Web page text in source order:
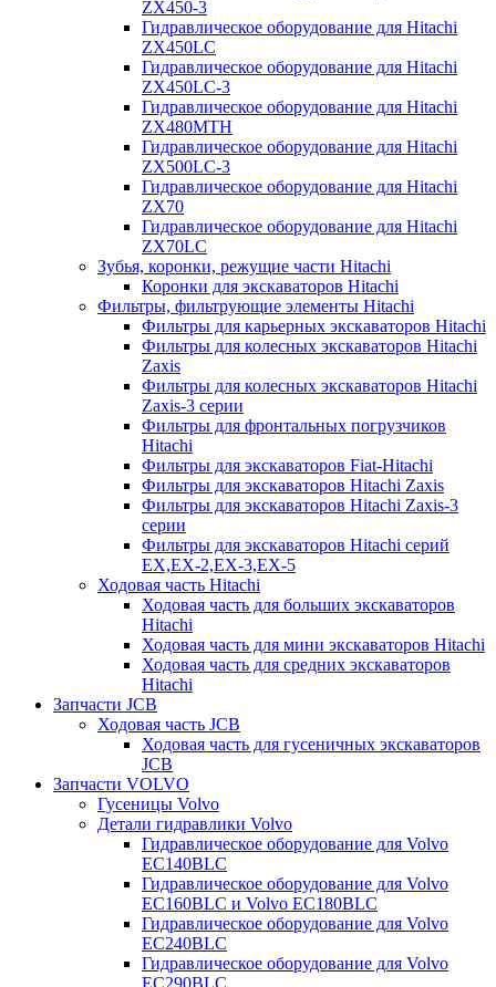
ZX450-3
Гидравлическое оборудование для Hitachi
ZX450LC
Гидравлическое оборудование для Hitachi
ZX450LC-3
Гидравлическое оборудование для Hitachi
ZX480MTH
Гидравлическое оборудование для Hitachi
ZX500LC-3
Гидравлическое оборудование для Hitachi
ZX70
Гидравлическое оборудование для Hitachi
ZX70LC
Зубья, коронки, режущие части Hitachi
Коронки для экскаваторов Hitachi
Фильтры, фильтрующие элементы Hitachi
Фильтры для карьерных экскаваторов Hitachi
Фильтры для колесных экскаваторов Hitachi
Zaxis
Фильтры для колесных экскаваторов Hitachi
Zaxis-3 серии
Фильтры для фронтальных погрузчиков
Hitachi
Фильтры для экскаваторов Fiat-Hitachi
Фильтры для экскаваторов Hitachi Zaxis
Фильтры для экскаваторов Hitachi Zaxis-3
серии
Фильтры для экскаваторов Hitachi серий
EX,EX-2,EX-3,EX-5
Ходовая часть Hitachi
Ходовая часть для больших экскаваторов
Hitachi
Ходовая часть для мини экскаваторов Hitachi
Ходовая часть для средних экскаваторов
Hitachi
Запчасти JCB
Ходовая часть JCB
Ходовая часть для гусеничных экскаваторов
JCB
Запчасти VOLVO
Гусеницы Volvo
Детали гидравлики Volvo
Гидравлическое оборудование для Volvo
EC140BLC
Гидравлическое оборудование для Volvo
EC160BLC и Volvo EC180BLC
Гидравлическое оборудование для Volvo
EC240BLC
Гидравлическое оборудование для Volvo
EC290BLC